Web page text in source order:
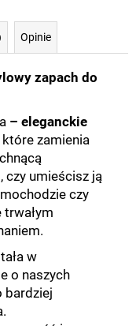
Opinie
zapach do
– eleganckie
które zamienia
czy umieścisz ją
czy
w
o naszych
bardziej